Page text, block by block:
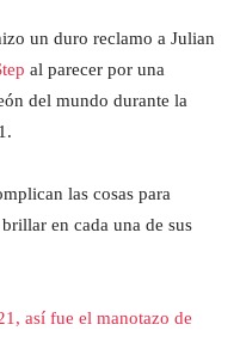
un duro reclamo a Julian
al parecer por una
del mundo durante la
las cosas para
en cada una de sus
así fue el manotazo de